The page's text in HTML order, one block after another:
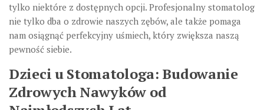
tylko niektóre z dostępnych opcji. Profesjonalny stomatolog
nie tylko dba o zdrowie naszych zębów, ale także pomaga
nam osiągnąć perfekcyjny uśmiech, który zwiększa naszą
pewność siebie.
Dzieci u Stomatologa: Budowanie
Zdrowych Nawyków od